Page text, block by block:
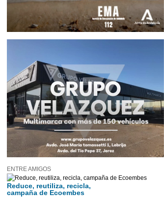
ENTRE AMIGOS
Reduce, reutiliza, recicla,
campaña de Ecoembes